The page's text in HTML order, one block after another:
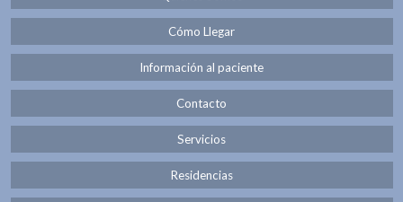
Cómo Llegar
Información al paciente
Contacto
Servicios
Residencias